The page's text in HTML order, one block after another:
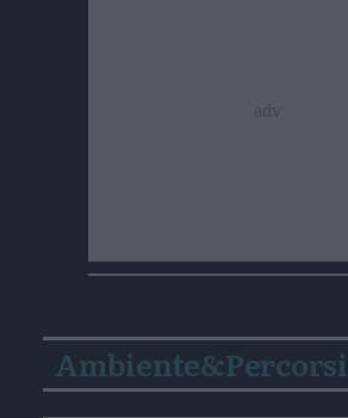
Ambiente&Percorsi